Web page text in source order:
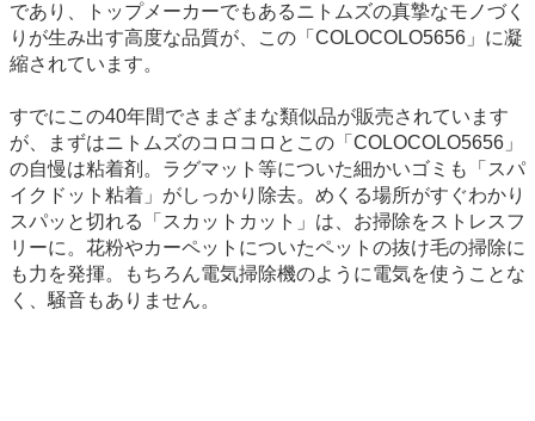
であり、トップメーカーでもあるニトムズの真摯なモノづく
りが生み出す高度な品質が、この「COLOCOLO5656」に凝
縮されています。
すでにこの40年間でさまざまな類似品が販売されています
が、まずはニトムズのコロコロとこの「COLOCOLO5656」
の自慢は粘着剤。ラグマット等についた細かいゴミも「スパ
イクドット粘着」がしっかり除去。めくる場所がすぐわかり
スパッと切れる「スカットカット」は、お掃除をストレスフ
リーに。花粉やカーペットについたペットの抜け毛の掃除に
も力を発揮。もちろん電気掃除機のように電気を使うことな
く、騒音もありません。